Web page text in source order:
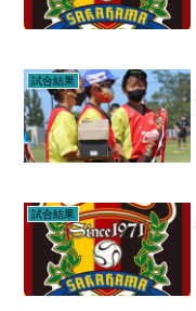
試合結果
試合結果